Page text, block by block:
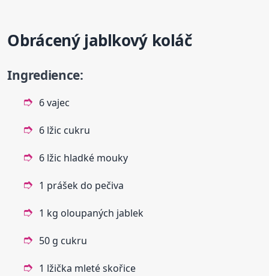
Obrácený jablkový koláč
Ingredience:
6 vajec
6 lžic cukru
6 lžic hladké mouky
1 prášek do pečiva
1 kg oloupaných jablek
50 g cukru
1 lžička mleté skořice